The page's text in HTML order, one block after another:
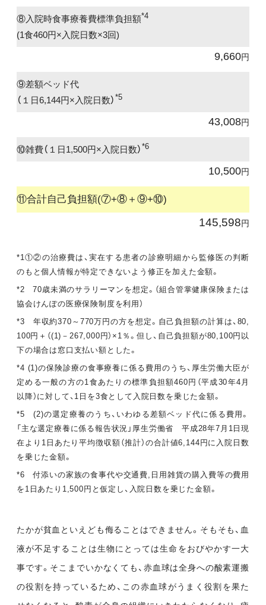
⑧入院時食事療養費標準負担額*4
(1食460円×入院日数×3回)
9,660円
⑨差額ベッド代
（１日6,144円×入院日数） *5
43,008円
⑩雑費（１日1,500円×入院日数） *6
10,500円
⑪合計自己負担額(⑦+⑧＋⑨+⑩)
145,598円
*1①②の治療費は、実在する患者の診療明細から監修医の判断
のもと個人情報が特定できないよう修正を加えた金額。
*2 70歳未満のサラリーマンを想定。（組合管掌健康保険または
協会けんぽの医療保険制度を利用）
*3 年収約370～770万円の方を想定。自己負担額の計算は、80,
100円＋（(1)－267,000円）×1％。但し、自己負担額が80,100円以
下の場合は窓口支払い額とした。
*4 (1)の保険診療の食事療養に係る費用のうち、厚生労働大臣が
定める一般の方の1食あたりの標準負担額460円（平成30年4月
以降）に対して、1日を3食として入院日数を乗じた金額。
*5 (2)の選定療養のうち、いわゆる差額ベッド代に係る費用。
「主な選定療養に係る報告状況」厚生労働省 平成28年7月1日現
在より1日あたり平均徴収額（推計）の合計値6,144円に入院日数
を乗じた金額。
*6 付添いの家族の食事代や交通費,日用雑貨の購入費等の費用
を1日あたり1,500円と仮定し、入院日数を乗じた金額。
たかが貧血といえども侮ることはできません。そもそも、血
液が不足することは生物にとっては生命をおびやかす一大
事です。そこまでいかなくても、赤血球は全身への酸素運搬
の役割を持っているため、この赤血球がうまく役割を果た